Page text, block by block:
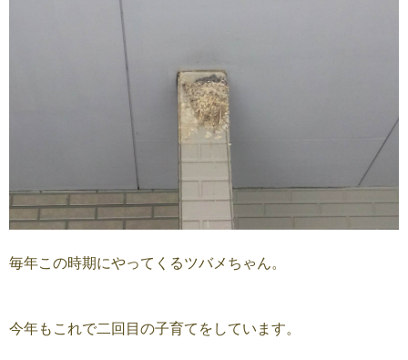
毎年この時期にやってくるツバメちゃん。
今年もこれで二回目の子育てをしています。